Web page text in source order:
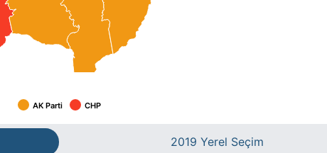
AK Parti CHP
2019 Yerel Seçim